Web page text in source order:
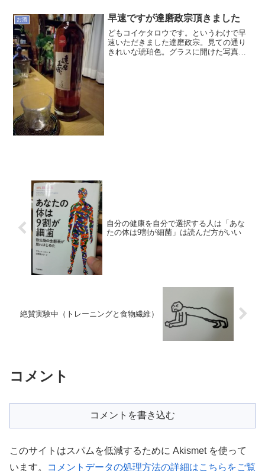
お酒 早速ですが達磨政宗頂きました
どもコイケタロウです。というわけで早
速いただきました達磨政宗。見ての通り
きれいな琥珀色。グラスに開けた写真は
自分の健康を自分で選択する人は「あな
たの体は9割が細菌」は読んだ方がいい
絶賛実験中（トレーニングと食物繊維）
コメント
コメントを書き込む
このサイトはスパムを低減するために Akismet を使って
います。
コメントデータの処理方法の詳細はこちらをご覧